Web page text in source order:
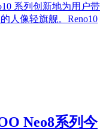
系列创新地为用户带
人像轻旗舰。Reno10
Neo8系列今